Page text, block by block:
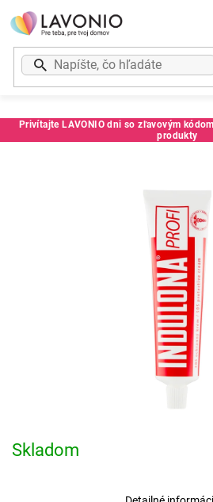
Prejsť
na
obsah
Privítajte LAVONIO dni so zľavovým kódom
produkty
Kód: 4295
Skladom